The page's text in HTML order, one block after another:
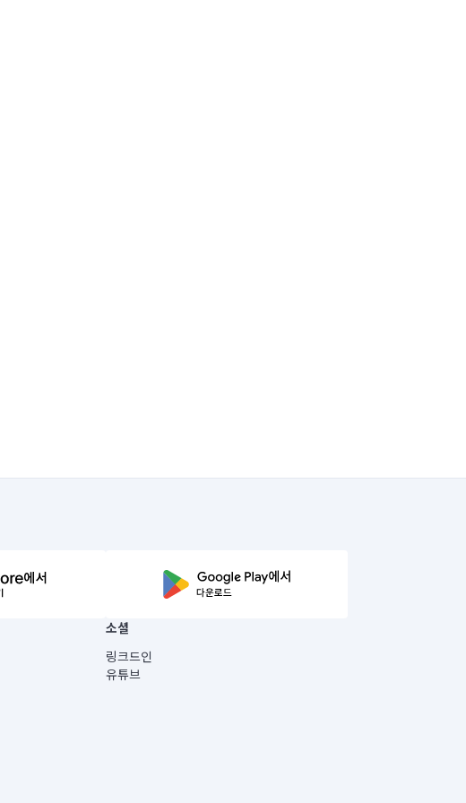
소셜
링크드인
유튜브